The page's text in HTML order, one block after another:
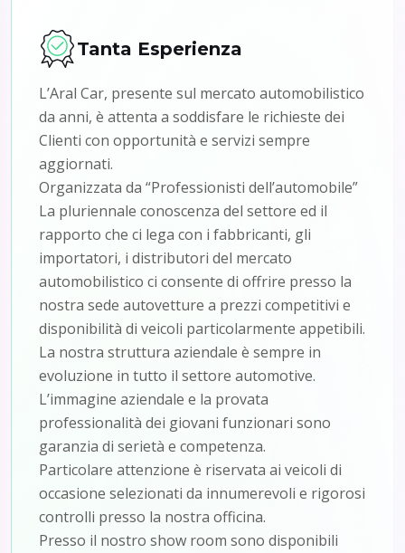
Tanta Esperienza
L’Aral Car, presente sul mercato automobilistico
da anni, è attenta a soddisfare le richieste dei
Clienti con opportunità e servizi sempre
aggiornati.
Organizzata da “Professionisti dell’automobile”
La pluriennale conoscenza del settore ed il
rapporto che ci lega con i fabbricanti, gli
importatori, i distributori del mercato
automobilistico ci consente di offrire presso la
nostra sede autovetture a prezzi competitivi e
disponibilità di veicoli particolarmente appetibili.
La nostra struttura aziendale è sempre in
evoluzione in tutto il settore automotive.
L’immagine aziendale e la provata
professionalità dei giovani funzionari sono
garanzia di serietà e competenza.
Particolare attenzione è riservata ai veicoli di
occasione selezionati da innumerevoli e rigorosi
controlli presso la nostra officina.
Presso il nostro show room sono disponibili